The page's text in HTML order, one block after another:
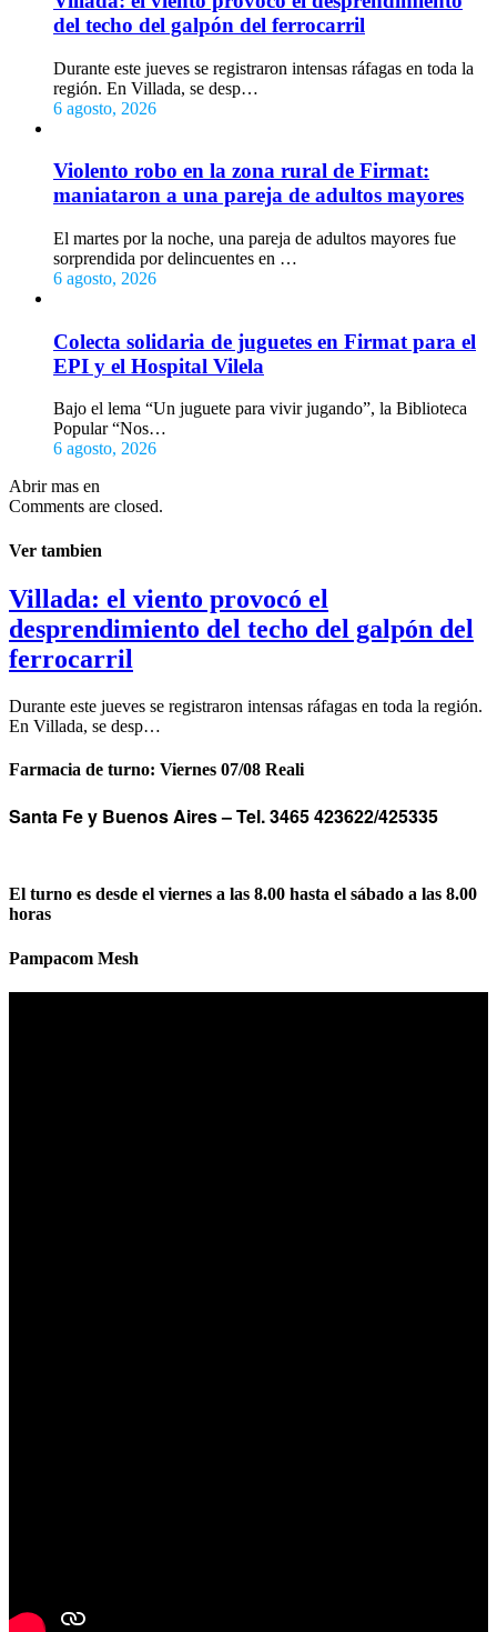
del techo del galpón del ferrocarril
Durante este jueves se registraron intensas ráfagas en toda la
región. En Villada, se desp…
6 agosto, 2026
Violento robo en la zona rural de Firmat:
maniataron a una pareja de adultos mayores
El martes por la noche, una pareja de adultos mayores fue
sorprendida por delincuentes en …
6 agosto, 2026
Colecta solidaria de juguetes en Firmat para el
EPI y el Hospital Vilela
Bajo el lema “Un juguete para vivir jugando”, la Biblioteca
Popular “Nos…
6 agosto, 2026
Abrir mas en
Comments are closed.
Ver tambien
Villada: el viento provocó el
desprendimiento del techo del galpón del
ferrocarril
Durante este jueves se registraron intensas ráfagas en toda la región.
En Villada, se desp…
Farmacia de turno: Viernes 07/08 Reali
Santa Fe y Buenos Aires –Tel. 3465 423622/425335
El turno es desde el viernes a las 8.00 hasta el sábado a las 8.00
horas
Pampacom Mesh